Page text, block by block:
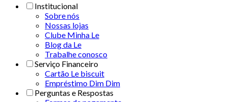
Institucional
Sobre nós
Nossas lojas
Clube Minha Le
Blog da Le
Trabalhe conosco
Serviço Financeiro
Cartão Le biscuit
Empréstimo Dim Dim
Perguntas e Respostas